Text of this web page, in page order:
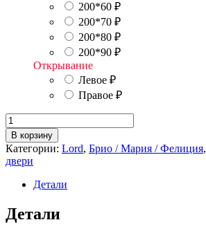
200*60 ₽
200*70 ₽
200*80 ₽
200*90 ₽
Открывание
Левое ₽
Правое ₽
Количество
товара
Мия
Мария
3
В корзину
Категории: Lord, Брио / Мария / Фелиция,
двери
Детали
Детали